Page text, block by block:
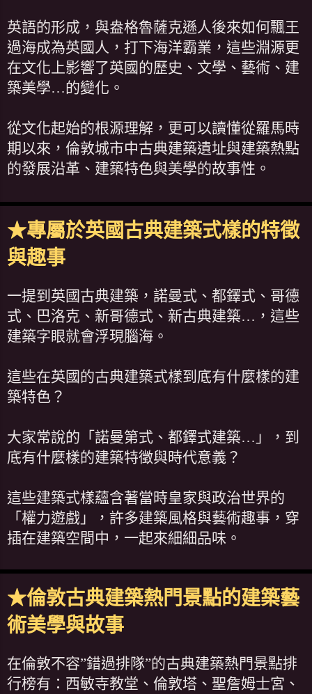
英語的形成，與盎格魯薩克遜人後來如何飄王
過海成為英國人，打下海洋霸業，這些淵源更
在文化上影響了英國的歷史、文學、藝術、建
築美學…的變化。
從文化起始的根源理解，更可以讀懂從羅馬時
期以來，倫敦城市中古典建築遺址與建築熱點
的發展沿革、建築特色與美學的故事性。
★專屬於英國古典建築式樣的特徵
與趣事
一提到英國古典建築，諾曼式、都鐸式、哥德
式、巴洛克、新哥德式、新古典建築…，這些
建築字眼就會浮現腦海。
這些在英國的古典建築式樣到底有什麼樣的建
築特色？
大家常說的「諾曼第式、都鐸式建築…」，到
底有什麼樣的建築特徵與時代意義？
這些建築式樣蘊含著當時皇家與政治世界的
「權力遊戲」，許多建築風格與藝術趣事，穿
插在建築空間中，一起來細細品味。
★倫敦古典建築熱門景點的建築藝
術美學與故事
在倫敦不容”錯過排隊”的古典建築熱門景點排
行榜有：西敏寺教堂、倫敦塔、聖詹姆士宮、